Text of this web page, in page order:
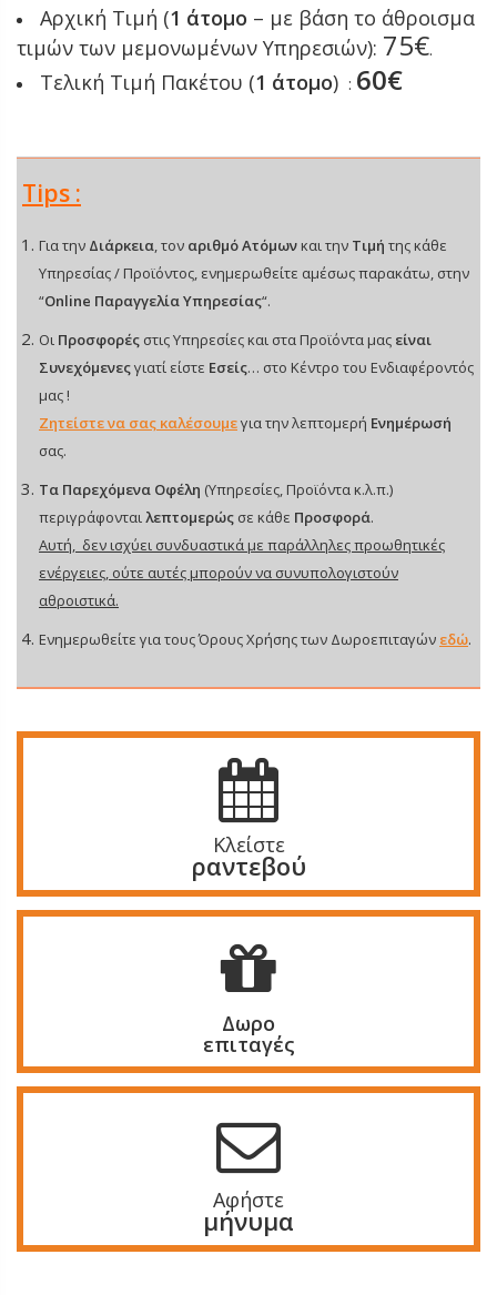
Αρχική Τιμή (1 άτομο – με βάση το άθροισμα
τιμών των μεμονωμένων Υπηρεσιών): 75€.
Τελική Τιμή Πακέτου (1 άτομο) : 60€
Tips :
Για την Διάρκεια, τον αριθμό Ατόμων και την Τιμή της κάθε
Υπηρεσίας / Προϊόντος, ενημερωθείτε αμέσως παρακάτω, στην
“Online Παραγγελία Υπηρεσίας“.
Οι Προσφορές στις Υπηρεσίες και στα Προϊόντα μας είναι
Συνεχόμενεςγιατί είστε Εσείς… στο Κέντρο του Ενδιαφέροντός
μας !
Ζητείστε να σας καλέσουμεγια την λεπτομερή Ενημέρωσή
σας.
Τα Παρεχόμενα Οφέλη (Υπηρεσίες, Προϊόντα κ.λ.π.)
περιγράφονταιλεπτομερώς σε κάθε Προσφορά.
Αυτή, δεν ισχύει συνδυαστικά με παράλληλες προωθητικές
ενέργειες, ούτε αυτές μπορούν να συνυπολογιστούν
αθροιστικά.
Ενημερωθείτε για τους Όρους Χρήσης των Δωροεπιταγών εδώ.
Κλείστε
ραντεβού
Δωρο
επιταγές
Αφήστε
μήνυμα